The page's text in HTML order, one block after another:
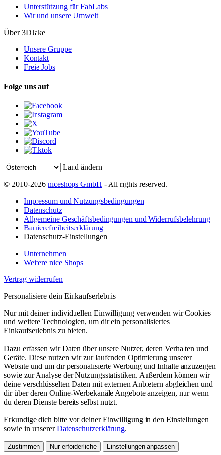
Unterstützung für FabLabs
Wir und unsere Umwelt
Über 3DJake
Unsere Gruppe
Kontakt
Freie Jobs
Folge uns auf
Land ändern
© 2010-2026 niceshops GmbH - All rights reserved.
Impressum und Nutzungsbedingungen
Datenschutz
Allgemeine Geschäftsbedingungen und Widerrufsbelehrung
Barrierefreiheitserklärung
Datenschutz-Einstellungen
Unternehmen
Weitere nice Shops
Vertrag widerrufen
Personalisiere dein Einkaufserlebnis
Nur mit deiner individuellen Einwilligung verwenden wir Cookies
und weitere Technologien, um dir ein personalisiertes
Einkaufserlebnis zu bieten.
Dazu erfassen wir Daten über unsere Nutzer, deren Verhalten und
Geräte. Diese nutzen wir zur laufenden Optimierung unserer
Website und um dir personalisierte Werbung und Inhalte anzuzeigen
sowie zur Analyse der Nutzungsstatistiken. Außerdem können wir
deine verschlüsselten Daten mit externen Anbietern abgleichen und
dir über deren Online-Werbekanäle Angebote anzeigen, nur wenn
du deren Dienste bereits selbst nutzt.
Erkundige dich bitte vor deiner Einwilligung in den Einstellungen
sowie in unsererDatenschutzerklärung.
Zustimmen Nur erforderliche Einstellungen anpassen